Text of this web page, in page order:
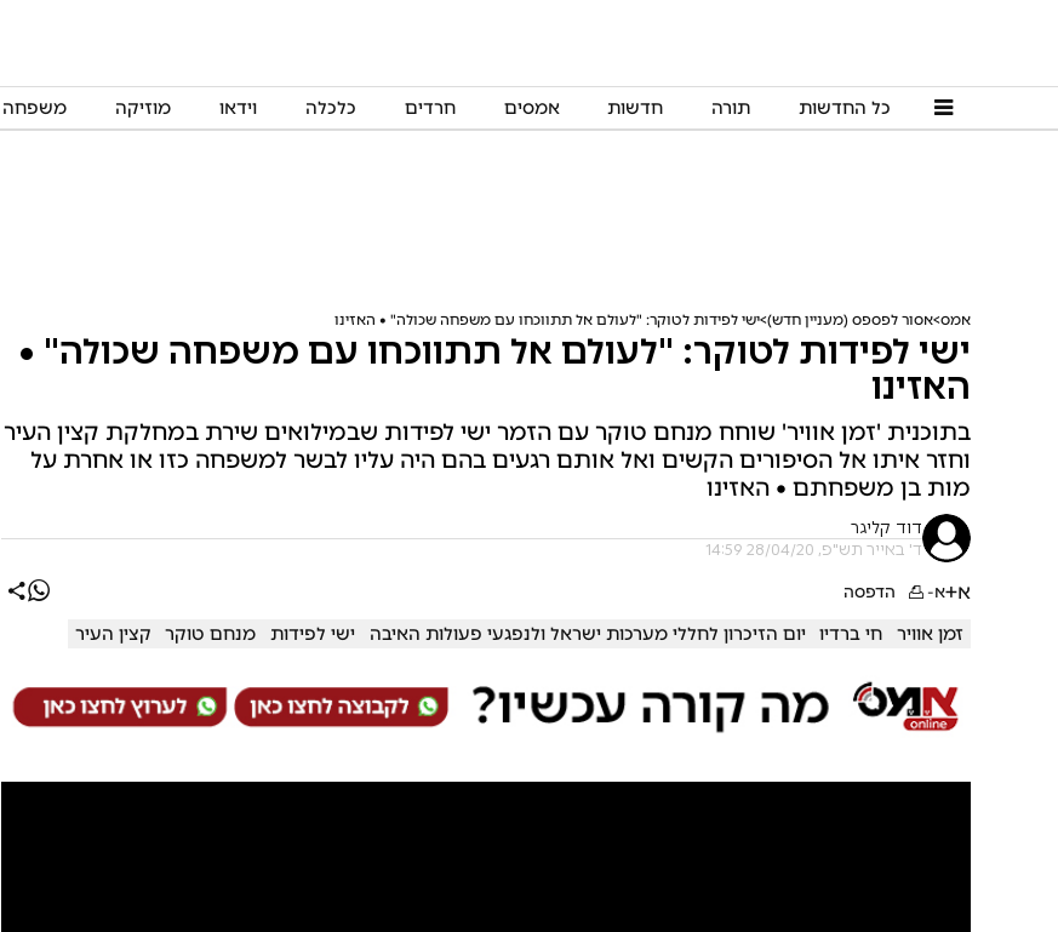
כל החדשות תורה חדשות אמסים חרדים כלכלה וידאו מוזיקה משפחה
אמס אסור לפספס (מעניין חדש) ישי לפידות לטוקר: "לעולם אל תתווכחו עם משפחה שכולה" • האזינו
ישי לפידות לטוקר: "לעולם אל תתווכחו עם משפחה שכולה" •
האזינו
בתוכנית 'זמן אוויר' שוחח מנחם טוקר עם הזמר ישי לפידות שבמילואים שירת במחלקת קצין העיר
וחזר איתו אל הסיפורים הקשים ואל אותם רגעים בהם היה עליו לבשר למשפחה כזו או אחרת על
מות בן משפחתם • האזינו
דוד קליגר
ד' באייר תש"פ, 28/04/20 14:59
א+א- הדפסה
זמן אוויר חי ברדיו יום הזיכרון לחללי מערכות ישראל ולנפגעי פעולות האיבה ישי לפידות מנחם טוקר קצין העיר